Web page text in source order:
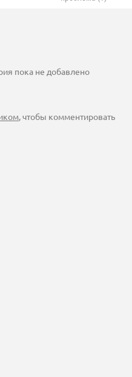
пока не добавлено
, чтобы комментировать